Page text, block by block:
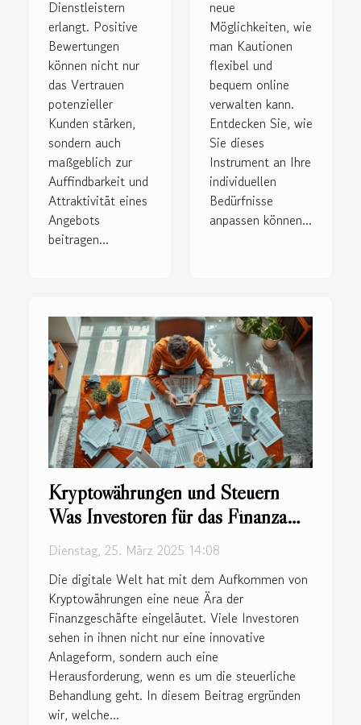
Dienstleistern
erlangt. Positive
Bewertungen
können nicht nur
das Vertrauen
potenzieller
Kunden stärken,
sondern auch
maßgeblich zur
Auffindbarkeit und
Attraktivität eines
Angebots
beitragen...
neue
Möglichkeiten, wie
man Kautionen
flexibel und
bequem online
verwalten kann.
Entdecken Sie, wie
Sie dieses
Instrument an Ihre
individuellen
Bedürfnisse
anpassen können...
Kryptowährungen und Steuern
Was Investoren für das Finanzamt
wissen müssen
Dienstag, 25. März 2025 14:08
Die digitale Welt hat mit dem Aufkommen von
Kryptowährungen eine neue Ära der
Finanzgeschäfte eingeläutet. Viele Investoren
sehen in ihnen nicht nur eine innovative
Anlageform, sondern auch eine
Herausforderung, wenn es um die steuerliche
Behandlung geht. In diesem Beitrag ergründen
wir, welche...